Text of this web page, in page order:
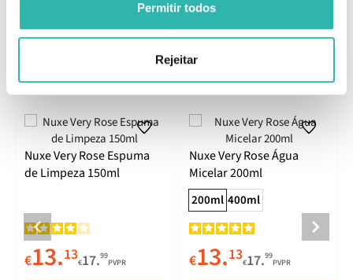
Permitir todos
Rejeitar
Comentários
Produtos Relacionados
Nuxe Very Rose Espuma
de Limpeza 150ml
€13.13€17.99
PVPR
Nuxe Very Rose Água
Micelar 200ml
200ml 400ml
€13.13€17.99
PVPR